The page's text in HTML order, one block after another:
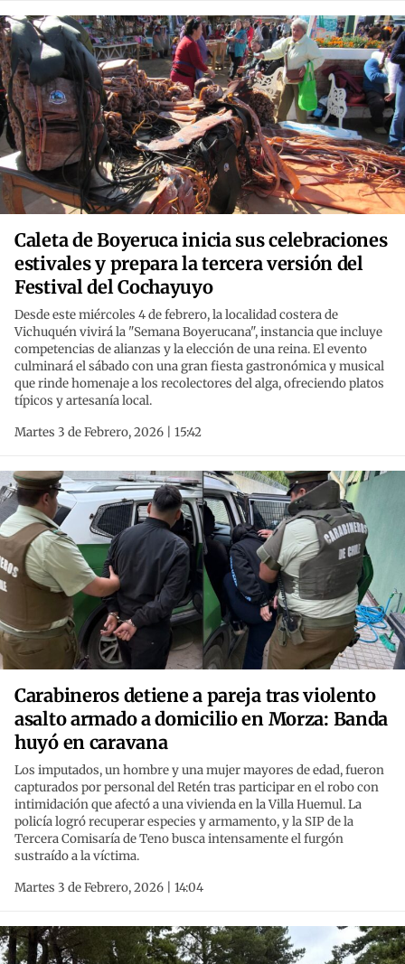
Caleta de Boyeruca inicia sus celebraciones
estivales y prepara la tercera versión del
Festival del Cochayuyo
Desde este miércoles 4 de febrero, la localidad costera de
Vichuquén vivirá la "Semana Boyerucana", instancia que incluye
competencias de alianzas y la elección de una reina. El evento
culminará el sábado con una gran fiesta gastronómica y musical
que rinde homenaje a los recolectores del alga, ofreciendo platos
típicos y artesanía local.
Martes 3 de Febrero, 2026 | 15:42
Carabineros detiene a pareja tras violento
asalto armado a domicilio en Morza: Banda
huyó en caravana
Los imputados, un hombre y una mujer mayores de edad, fueron
capturados por personal del Retén tras participar en el robo con
intimidación que afectó a una vivienda en la Villa Huemul. La
policía logró recuperar especies y armamento, y la SIP de la
Tercera Comisaría de Teno busca intensamente el furgón
sustraído a la víctima.
Martes 3 de Febrero, 2026 | 14:04